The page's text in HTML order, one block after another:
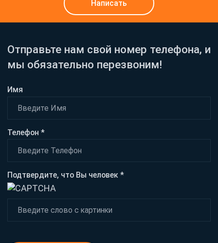
Написать
Отправьте нам свой номер телефона, и
мы обязательно перезвоним!
Имя
Телефон *
Подтвердите, что Вы человек *